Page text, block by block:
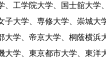
工学院大学、国士舘大学
大学、専修大学、崇城大
学、帝京大学、桐蔭横浜
学、東京都市大学、東洋